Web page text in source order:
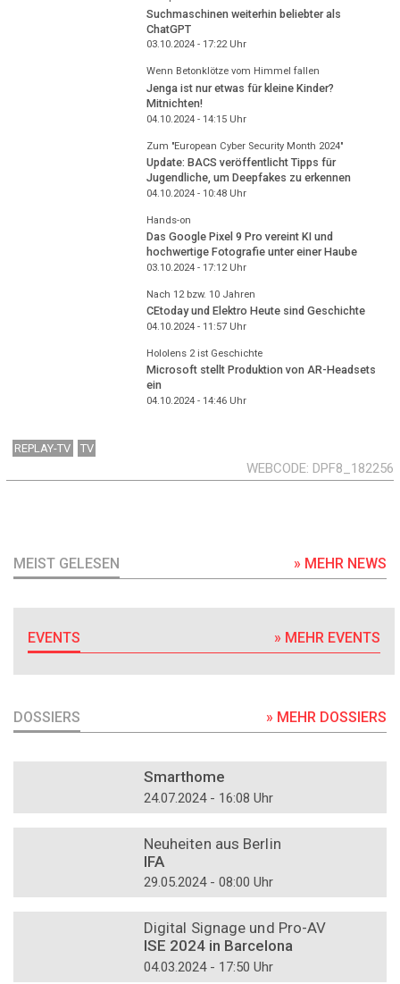
Suchmaschinen weiterhin beliebter als
ChatGPT
03.10.2024 - 17:22Uhr
Wenn Betonklötze vom Himmel fallen
Jenga ist nur etwas für kleine Kinder?
Mitnichten!
04.10.2024 - 14:15Uhr
Zum "European Cyber Security Month 2024"
Update: BACS veröffentlicht Tipps für
Jugendliche, um Deepfakes zu erkennen
04.10.2024 - 10:48Uhr
Hands-on
Das Google Pixel 9 Pro vereint KI und
hochwertige Fotografie unter einer Haube
03.10.2024 - 17:12Uhr
Nach 12 bzw. 10 Jahren
CEtoday und Elektro Heute sind Geschichte
04.10.2024 - 11:57Uhr
Hololens 2 ist Geschichte
Microsoft stellt Produktion von AR-Headsets
ein
04.10.2024 - 14:46Uhr
REPLAY-TV TV
WEBCODE DPF8_182256
MEIST GELESEN » MEHR NEWS
EVENTS » MEHR EVENTS
DOSSIERS » MEHR DOSSIERS
Smarthome
24.07.2024 - 16:08 Uhr
Neuheiten aus Berlin
IFA
29.05.2024 - 08:00 Uhr
Digital Signage und Pro-AV
ISE 2024 in Barcelona
04.03.2024 - 17:50 Uhr